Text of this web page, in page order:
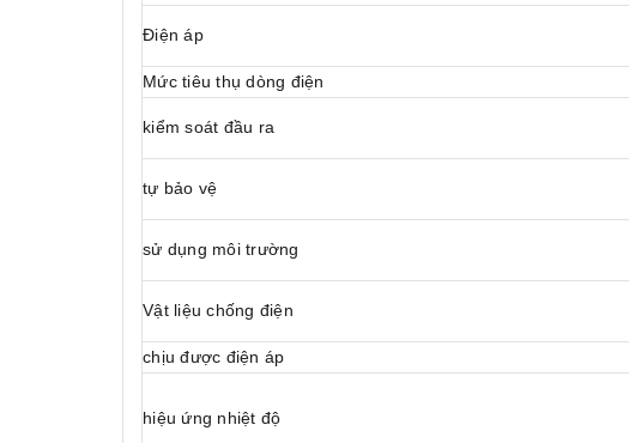
Điện áp
Mức tiêu thụ dòng điện
kiểm soát đầu ra
tự bảo vệ
sử dụng môi trường
Vật liệu chống điện
chịu được điện áp
hiệu ứng nhiệt độ